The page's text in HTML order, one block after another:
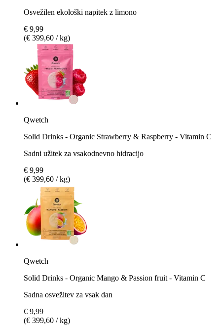
Osvežilen ekološki napitek z limono
€ 9,99
(€ 399,60 / kg)
Qwetch
Solid Drinks - Organic Strawberry & Raspberry - Vitamin C
Sadni užitek za vsakodnevno hidracijo
€ 9,99
(€ 399,60 / kg)
Qwetch
Solid Drinks - Organic Mango & Passion fruit - Vitamin C
Sadna osvežitev za vsak dan
€ 9,99
(€ 399,60 / kg)